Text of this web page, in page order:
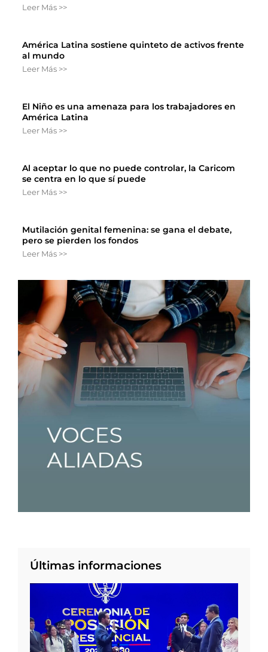
Leer Más >>
América Latina sostiene quinteto de activos frente
al mundo
Leer Más >>
El Niño es una amenaza para los trabajadores en
América Latina
Leer Más >>
Al aceptar lo que no puede controlar, la Caricom
se centra en lo que sí puede
Leer Más >>
Mutilación genital femenina: se gana el debate,
pero se pierden los fondos
Leer Más >>
Últimas informaciones